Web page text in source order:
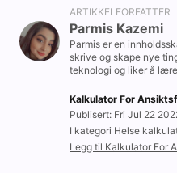
ARTIKKELFORFATTER
Parmis Kazemi
Parmis er en
skrive og skape nye
teknologi og liker å
Kalkulator For
Publisert: Fri Jul 22
I kategori Helse
Legg til Kalkulator For